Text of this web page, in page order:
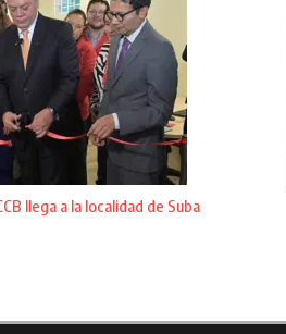
llega a la localidad de Suba